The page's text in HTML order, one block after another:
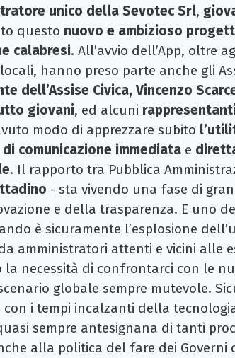
unico della Sevotec Srl,
questo nuovo e ambizioso
calabresi. All’avvio dell’App, oltre
hanno preso parte anche gli
dell’Assise Civica, Vincenzo
giovani, ed alcuni
modo di apprezzare subito
comunicazione immediata e
. Il rapporto tra Pubblica
- sta vivendo una fase di
e della trasparenza. E uno
è sicuramente l’esplosione
amministratori attenti e vicini alle
la necessità di confrontarci con le
globale sempre mutevole.
con i tempi incalzanti della
sempre antesignana di tanti
alla politica del fare dei Governi